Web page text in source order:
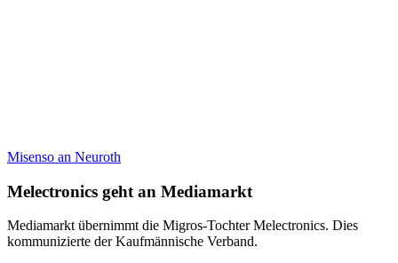
Misenso an Neuroth
Melectronics geht an Mediamarkt
Mediamarkt übernimmt die Migros-Tochter Melectronics. Dies
kommunizierte der Kaufmännische Verband.